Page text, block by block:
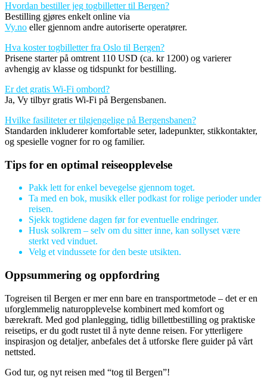
Hvordan bestiller jeg togbilletter til Bergen?
Bestilling gjøres enkelt online via
Vy.no eller gjennom andre autoriserte operatører.
Hva koster togbilletter fra Oslo til Bergen?
Prisene starter på omtrent 110 USD (ca. kr 1200) og varierer
avhengig av klasse og tidspunkt for bestilling.
Er det gratis Wi-Fi ombord?
Ja, Vy tilbyr gratis Wi-Fi på Bergensbanen.
Hvilke fasiliteter er tilgjengelige på Bergensbanen?
Standarden inkluderer komfortable seter, ladepunkter, stikkontakter,
og spesielle vogner for ro og familier.
Tips for en optimal reiseopplevelse
Pakk lett for enkel bevegelse gjennom toget.
Ta med en bok, musikk eller podkast for rolige perioder under
reisen.
Sjekk togtidene dagen før for eventuelle endringer.
Husk solkrem – selv om du sitter inne, kan sollyset være
sterkt ved vinduet.
Velg et vindussete for den beste utsikten.
Oppsummering og oppfordring
Togreisen til Bergen er mer enn bare en transportmetode – det er en
uforglemmelig naturopplevelse kombinert med komfort og
bærekraft. Med god planlegging, tidlig billettbestilling og praktiske
reisetips, er du godt rustet til å nyte denne reisen. For ytterligere
inspirasjon og detaljer, anbefales det å utforske flere guider på vårt
nettsted.
God tur, og nyt reisen med “tog til Bergen”!